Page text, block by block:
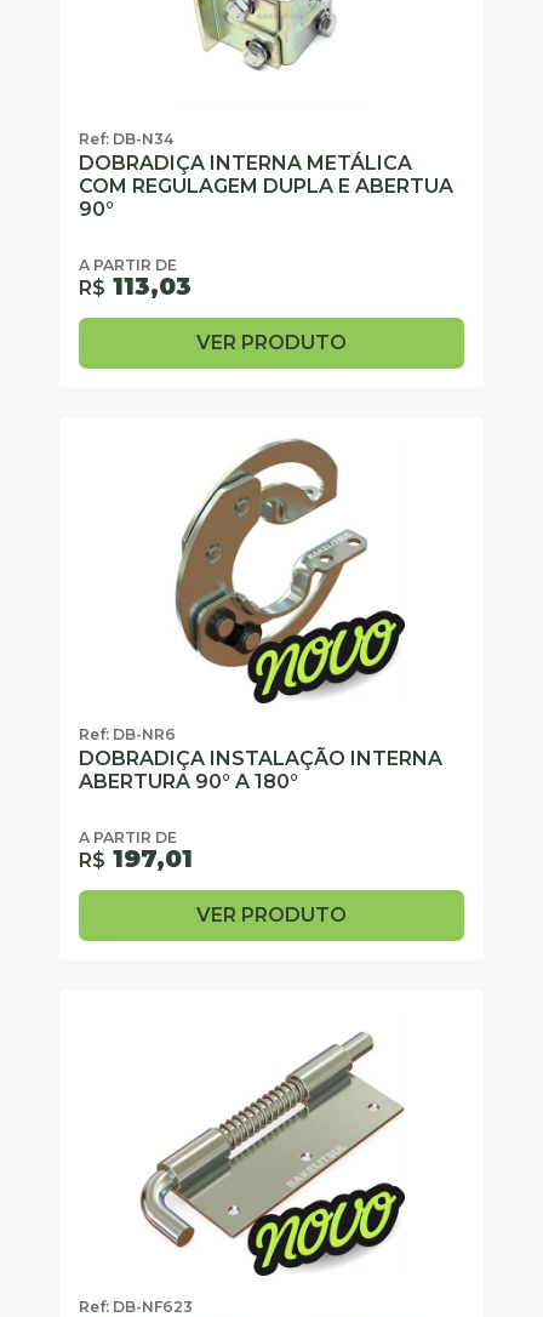
Ref: DB-N34
DOBRADIÇA INTERNA METÁLICA
COM REGULAGEM DUPLA E ABERTUA
90°
A PARTIR DE
R$ 113,03
VER PRODUTO
Ref: DB-NR6
DOBRADIÇA INSTALAÇÃO INTERNA
ABERTURA 90° A 180°
A PARTIR DE
R$ 197,01
VER PRODUTO
Ref: DB-NF623